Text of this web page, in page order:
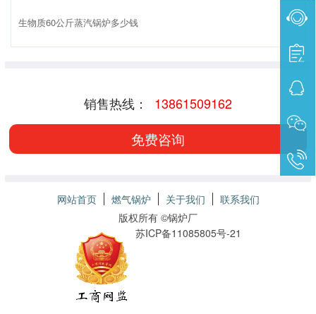
生物质60公斤蒸汽锅炉多少钱
销售热线： 13861509162
免费咨询
网站首页 燃气锅炉 关于我们
联系我们
版权所有 ©锅炉厂
苏ICP备11085805号-21